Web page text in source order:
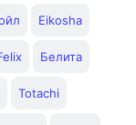
Eikosha
Белита
Totachi